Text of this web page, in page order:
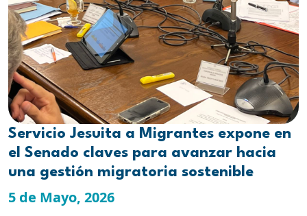
Servicio Jesuita a Migrantes expone en
el Senado claves para avanzar hacia
una gestión migratoria sostenible
5 de Mayo, 2026